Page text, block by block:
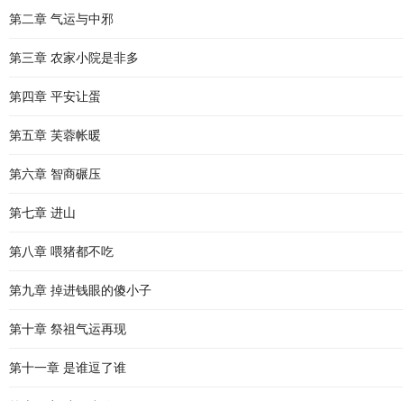
第二章 气运与中邪
第三章 农家小院是非多
第四章 平安让蛋
第五章 芙蓉帐暖
第六章 智商碾压
第七章 进山
第八章 喂猪都不吃
第九章 掉进钱眼的傻小子
第十章 祭祖气运再现
第十一章 是谁逗了谁